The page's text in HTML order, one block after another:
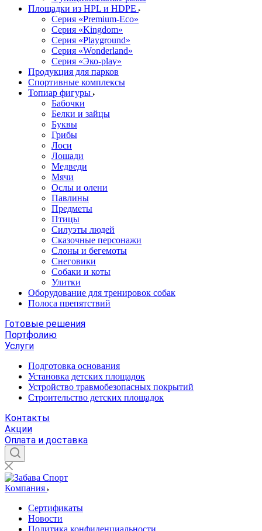
Площадки из HPL и HDPE
Серия «Premium-Eco»
Серия «Kingdom»
Серия «Playground»
Серия «Wonderland»
Серия «Эко-play»
Продукция для парков
Спортивные комплексы
Топиар фигуры
Бабочки
Белки и зайцы
Буквы
Грибы
Лоси
Лошади
Медведи
Мячи
Ослы и олени
Павлины
Предметы
Птицы
Силуэты людей
Сказочные персонажи
Слоны и бегемоты
Снеговики
Собаки и коты
Улитки
Оборудование для тренировок собак
Полоса препятствий
Готовые решения
Портфолию
Услуги
Подготовка основания
Установка детских площадок
Устройство травмобезопасных покрытий
Строительство детских площадок
Контакты
Акции
Оплата и доставка
Компания
Сертификаты
Новости
Политика конфиденциальности